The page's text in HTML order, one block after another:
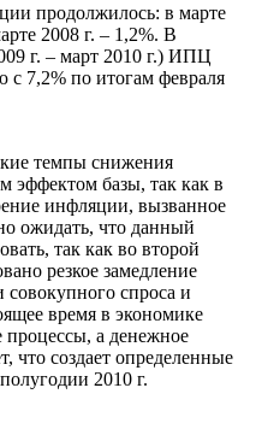
продолжилось: в марте
2008 г. – 1,2%. В
г. – март 2010 г.) ИПЦ
с 7,2% по итогам февраля
темпы снижения
эффектом базы, так как в
инфляции, вызванное
ожидать, что данный
так как во второй
резкое замедление
совокупного спроса и
время в экономике
процессы, а денежное
что создает определенные
2010 г.